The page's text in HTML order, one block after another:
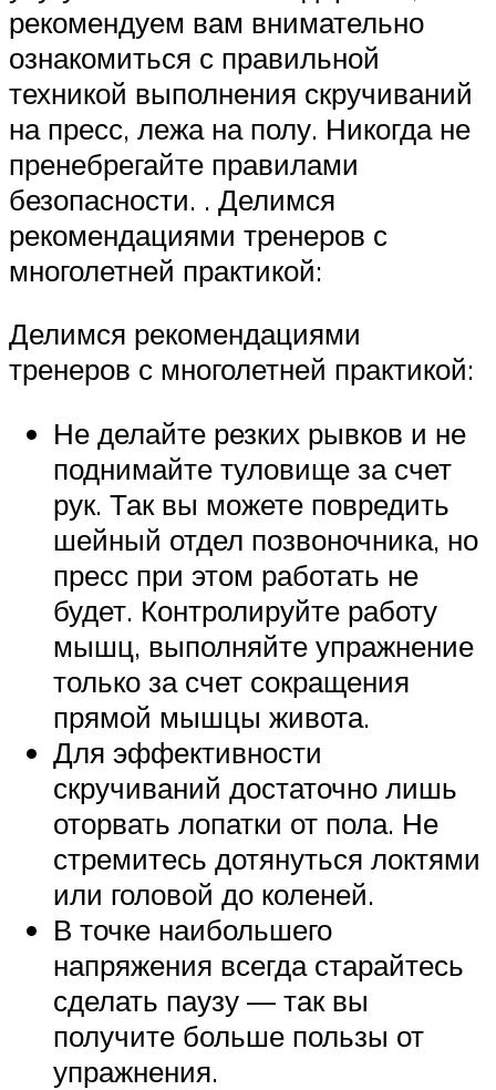
рекомендуем вам внимательно
ознакомиться с правильной
техникой выполнения скручиваний
на пресс, лежа на полу. Никогда не
пренебрегайте правилами
безопасности. . Делимся
рекомендациями тренеров с
многолетней практикой:
Делимся рекомендациями
тренеров с многолетней практикой:
Не делайте резких рывков и не
поднимайте туловище за счет
рук. Так вы можете повредить
шейный отдел позвоночника, но
пресс при этом работать не
будет. Контролируйте работу
мышц, выполняйте упражнение
только за счет сокращения
прямой мышцы живота.
Для эффективности
скручиваний достаточно лишь
оторвать лопатки от пола. Не
стремитесь дотянуться локтями
или головой до коленей.
В точке наибольшего
напряжения всегда старайтесь
сделать паузу — так вы
получите больше пользы от
упражнения.